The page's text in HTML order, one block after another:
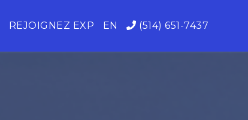
REJOIGNEZ EXP EN (514) 651-7437